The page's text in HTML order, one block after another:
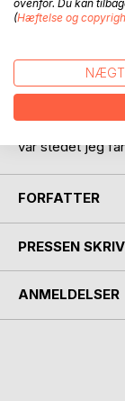
og is, i et
fjordenes lys til
undervejs - hver
fortaelling om
var stedet jeg
FORFATTER
PRESSEN
ANMELDELSER
ovenfor. Du kan
(Hæftelse og
NÆGT